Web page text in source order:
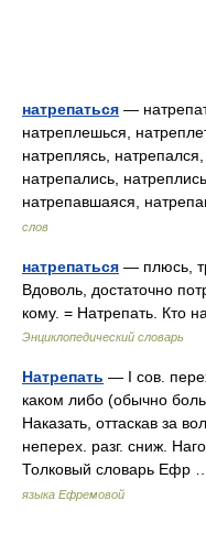
натрепаться —
натреплешься,
натреплясь,
натрепались,
натрепавшаяся,
слов
натрепаться — плюсь,
Вдоволь, достаточно
кому. = Натрепать. Кто
Энциклопедический словарь
Натрепать — I сов.
каком либо (обычно
Наказать, оттаскав за
неперех. разг. сниж.
Толковый словарь Ефр
языка Ефремовой